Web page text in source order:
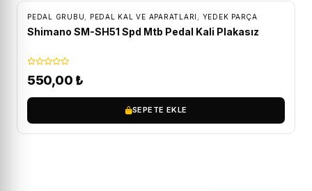
PEDAL GRUBU PEDAL KAL VE APARATLARI YEDEK PARÇA
Shimano SM-SH51 Spd Mtb Pedal Kali Plakasız
550,00 ₺
SEPETE EKLE